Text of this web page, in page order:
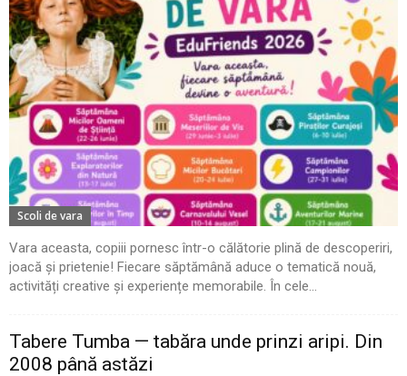
Scoli de vara
Vara aceasta, copiii pornesc într-o călătorie plină de descoperiri,
joacă și prietenie! Fiecare săptămână aduce o tematică nouă,
activități creative și experiențe memorabile. În cele...
Tabere Tumba — tabăra unde prinzi aripi. Din
2008 până astăzi